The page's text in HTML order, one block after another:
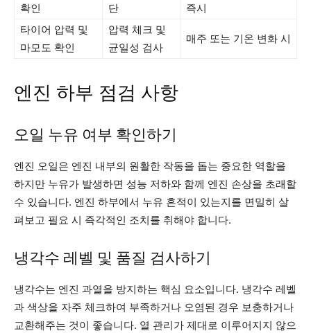
확인
단
즉시
타이어 압력 및
마모도 확인
압력 체크 및
균일성 검사
매주 또는 기온 변화 시
엔진 하부 점검 사항
오일 누유 여부 확인하기
엔진 오일은 엔진 내부의 원활한 작동을 돕는 중요한 역할을
하지만 누유가 발생하면 성능 저하와 함께 엔진 손상을 초래할
수 있습니다. 엔진 하부에서 누유 흔적이 있는지를 면밀히 살
펴보고 필요 시 즉각적인 조치를 취해야 합니다.
냉각수 레벨 및 품질 검사하기
냉각수는 엔진 과열을 방지하는 핵심 요소입니다. 냉각수 레벨
과 색상을 자주 체크하여 부족하거나 오염된 경우 보충하거나
교환해주는 것이 좋습니다. 열 관리가 제대로 이루어지지 않으